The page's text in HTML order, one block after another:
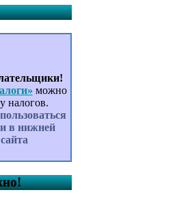
можно
налогов.
в нижней